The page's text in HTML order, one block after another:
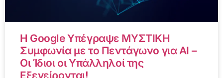
Η Google Υπέγραψε ΜΥΣΤΙΚΗ
Συμφωνία με το Πεντάγωνο για AI –
Οι Ίδιοι οι Υπάλληλοί της
Εξεγείρονται!